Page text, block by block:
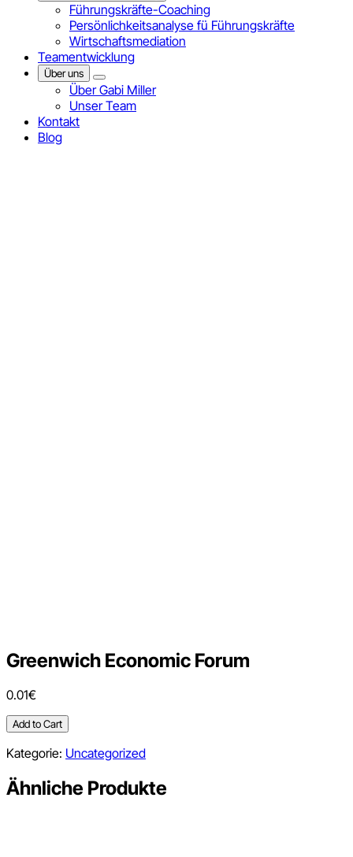
Führungskräfte-Coaching
Persönlichkeitsanalyse fü Führungskräfte
Wirtschaftsmediation
Teamentwicklung
Über uns
Über Gabi Miller
Unser Team
Kontakt
Blog
Greenwich Economic Forum
0.01€
Greenwich
Forum
Add to Cart
Kategorie: Uncategorized
Ähnliche Produkte